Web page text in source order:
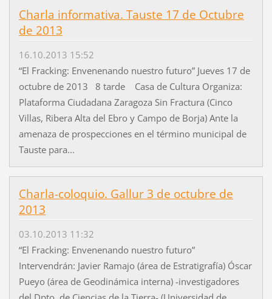
Charla informativa. Tauste 17 de Octubre
de 2013
16.10.2013 15:52
“El Fracking: Envenenando nuestro futuro” Jueves 17 de
octubre de 2013 8 tarde Casa de Cultura Organiza:
Plataforma Ciudadana Zaragoza Sin Fractura (Cinco
Villas, Ribera Alta del Ebro y Campo de Borja) Ante la
amenaza de prospecciones en el término municipal de
Tauste para...
Charla-coloquio. Gallur 3 de octubre de
2013
03.10.2013 11:32
“El Fracking: Envenenando nuestro futuro”
Intervendrán: Javier Ramajo (área de Estratigrafía) Óscar
Pueyo (área de Geodinámica interna) -investigadores